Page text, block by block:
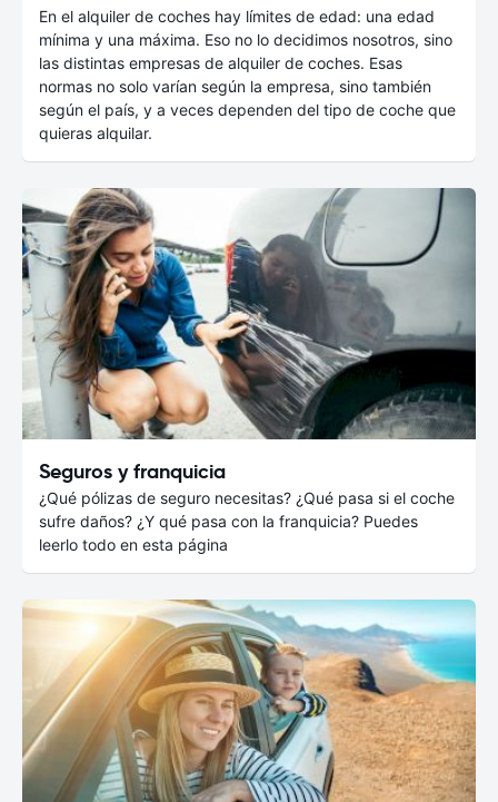
En el alquiler de coches hay límites de edad: una edad
mínima y una máxima. Eso no lo decidimos nosotros, sino
las distintas empresas de alquiler de coches. Esas
normas no solo varían según la empresa, sino también
según el país, y a veces dependen del tipo de coche que
quieras alquilar.
Seguros y franquicia
¿Qué pólizas de seguro necesitas? ¿Qué pasa si el coche
sufre daños? ¿Y qué pasa con la franquicia? Puedes
leerlo todo en esta página